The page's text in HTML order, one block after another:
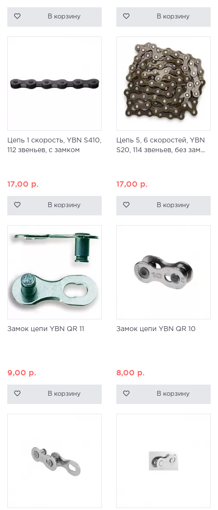
В корзину В корзину
Цепь 1 скорость, YBN S410,
112 звеньев, с замком
17,00 р.
В корзину
Цепь 5, 6 скоростей, YBN
S20, 114 звеньев, без зам...
17,00 р.
В корзину
Замок цепи YBN QR 11
9,00 р.
В корзину
Замок цепи YBN QR 10
8,00 р.
В корзину